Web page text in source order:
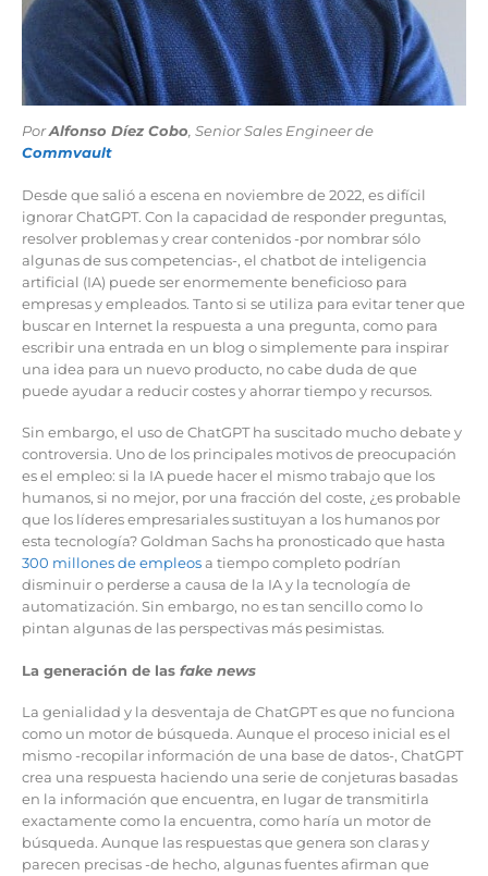
PorAlfonso Díez Cobo, Senior Sales Engineer de
Commvault
Desde que salió a escena en noviembre de 2022, es difícil
ignorar ChatGPT. Con la capacidad de responder preguntas,
resolver problemas y crear contenidos -por nombrar sólo
algunas de sus competencias-, el chatbot de inteligencia
artificial (IA) puede ser enormemente beneficioso para
empresas y empleados. Tanto si se utiliza para evitar tener que
buscar en Internet la respuesta a una pregunta, como para
escribir una entrada en un blog o simplemente para inspirar
una idea para un nuevo producto, no cabe duda de que
puede ayudar a reducir costes y ahorrar tiempo y recursos.
Sin embargo, el uso de ChatGPT ha suscitado mucho debate y
controversia. Uno de los principales motivos de preocupación
es el empleo: si la IA puede hacer el mismo trabajo que los
humanos, si no mejor, por una fracción del coste, ¿es probable
que los líderes empresariales sustituyan a los humanos por
esta tecnología? Goldman Sachs ha pronosticado que hasta
300 millones de empleosa tiempo completo podrían
disminuir o perderse a causa de la IA y la tecnología de
automatización. Sin embargo, no es tan sencillo como lo
pintan algunas de las perspectivas más pesimistas.
La generación de las fake news
La genialidad y la desventaja de ChatGPT es que no funciona
como un motor de búsqueda. Aunque el proceso inicial es el
mismo -recopilar información de una base de datos-, ChatGPT
crea una respuesta haciendo una serie de conjeturas basadas
en la información que encuentra, en lugar de transmitirla
exactamente como la encuentra, como haría un motor de
búsqueda. Aunque las respuestas que genera son claras y
parecen precisas -de hecho, algunas fuentes afirman que